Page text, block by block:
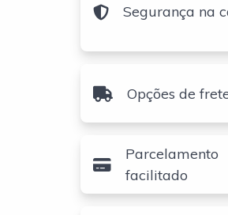
Segurança na
Opções de
Parcelamento
facilitado